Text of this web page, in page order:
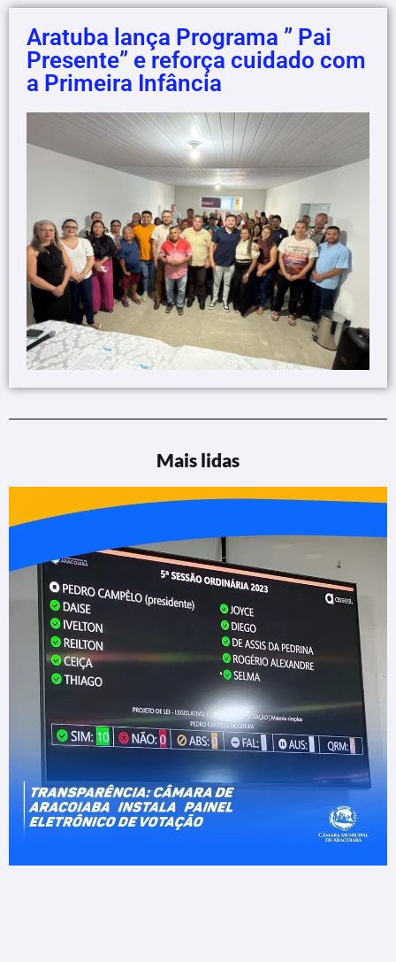
Aratuba lança Programa ” Pai
Presente” e reforça cuidado com
a Primeira Infância
Mais lidas